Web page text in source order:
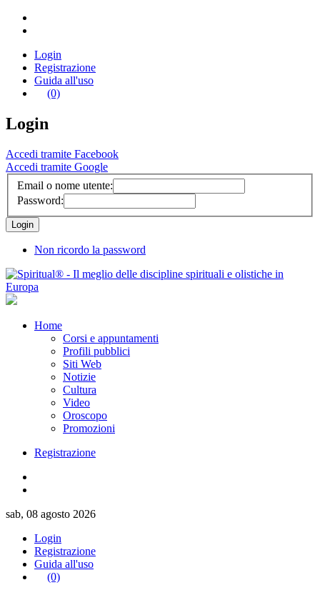
Login
Registrazione
Guida all'uso
(0)
Login
Accedi tramite Facebook
Accedi tramite Google
Email o nome utente:
Password:
Non ricordo la password
Home
Corsi e appuntamenti
Profili pubblici
Siti Web
Notizie
Cultura
Video
Oroscopo
Promozioni
Registrazione
sab, 08 agosto 2026
Login
Registrazione
Guida all'uso
(0)